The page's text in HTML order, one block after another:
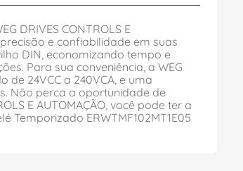
DRIVES CONTROLS E
e confiabilidade em suas
DIN, economizando tempo e
Para sua conveniência, a WEG
de 24VCC a 240VCA, e uma
Não perca a oportunidade de
E AUTOMAÇÃO, você pode ter a
ERWTMF102MT1E05